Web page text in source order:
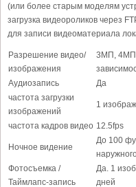
(или более старым моделям
загрузка видеороликов через
для записи видеоматериала
Разрешение видео/
изображения
3МП, 4МП,
Аудиозапись
Да
частота загрузки
изображений
1
частота кадров видео 12.5fps
Ночное видение
До 100
Фотосъемка /
Таймлапс-запись
Да. 1
дней